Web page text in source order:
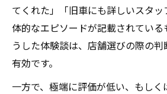
てくれた」「旧車にも詳しいスタ
体的なエピソードが記載されている
うした体験談は、店舗選びの際の
有効です。
一方で、極端に評価が低い、もし